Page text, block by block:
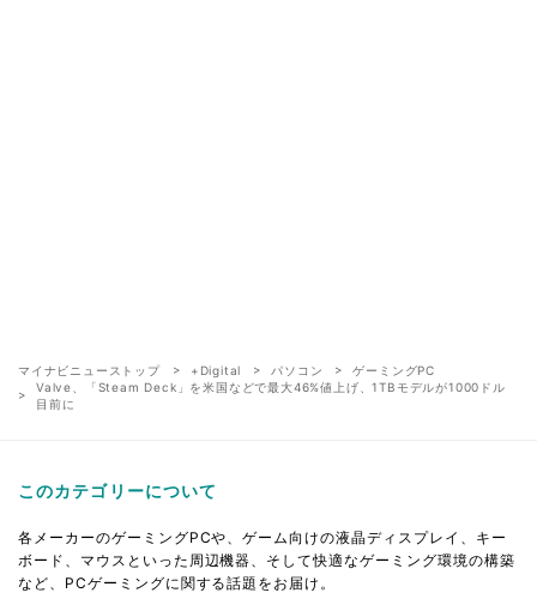
マイナビニューストップ +Digital パソコン
ゲーミングPC
Valve、「Steam Deck」を米国などで最大46%値上げ、1TBモデルが1000ドル
目前に
このカテゴリーについて
各メーカーのゲーミングPCや、ゲーム向けの液晶ディスプレイ、キー
ボード、マウスといった周辺機器、そして快適なゲーミング環境の構築
など、PCゲーミングに関する話題をお届け。